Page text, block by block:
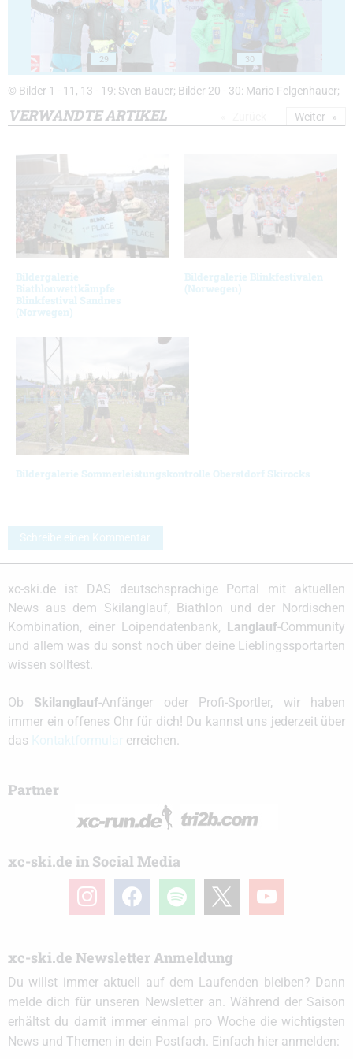
29 30
© Bilder 1 - 11, 13 - 19: Sven Bauer; Bilder 20 - 30: Mario Felgenhauer;
VERWANDTE ARTIKEL
Bildergalerie
Biathlonwettkämpfe
Blinkfestival Sandnes
(Norwegen)
Bildergalerie Blinkfestivalen
(Norwegen)
Bildergalerie Sommerleistungskontrolle Oberstdorf Skirocks
Weiter
Schreibe einen Kommentar
xc-ski.de ist DAS deutschsprachige Portal mit aktuellen
News aus dem Skilanglauf, Biathlon und der Nordischen
Kombination, einer Loipendatenbank, Langlauf-Community
und allem was du sonst noch über deine Lieblingssportarten
wissen solltest.
Ob Skilanglauf-Anfänger oder Profi-Sportler, wir haben
immer ein offenes Ohr für dich! Du kannst uns jederzeit über
das
erreichen.
Partner
xc-ski.de in Social Media
instagramfacebook spotify youtube
xc-ski.de Newsletter Anmeldung
Du willst immer aktuell auf dem Laufenden bleiben? Dann
melde dich für unseren Newsletter an. Während der Saison
erhältst du damit immer einmal pro Woche die wichtigsten
News und Themen in dein Postfach. Einfach hier anmelden: